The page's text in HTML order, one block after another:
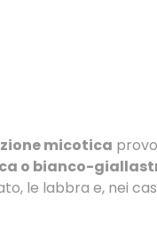
micotica
o bianco-
le labbra e, nei